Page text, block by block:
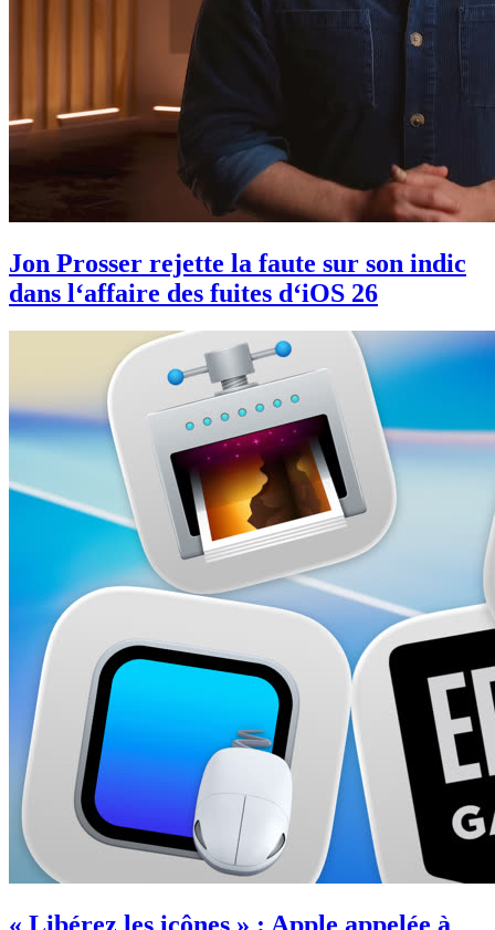
Jon Prosser rejette la faute sur son indic
dans l‘affaire des fuites d‘iOS 26